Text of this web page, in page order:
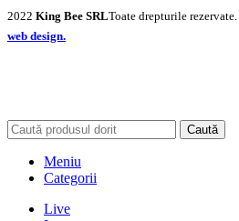
2022 King Bee SRLToate drepturile rezervate.
web design.
Caută
Meniu
Categorii
Live